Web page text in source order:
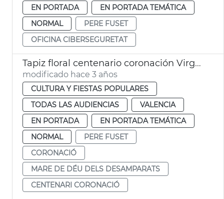
EN PORTADA
EN PORTADA TEMÁTICA
NORMAL
PERE FUSET
OFICINA CIBERSEGURETAT
Tapiz floral centenario coronación Virgen de los Desamparados
modificado hace 3 años
CULTURA Y FIESTAS POPULARES
TODAS LAS AUDIENCIAS
VALENCIA
EN PORTADA
EN PORTADA TEMÁTICA
NORMAL
PERE FUSET
CORONACIÓ
MARE DE DÉU DELS DESAMPARATS
CENTENARI CORONACIÓ